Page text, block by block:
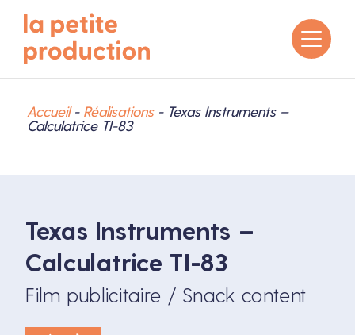
Accueil- Réalisations- Texas Instruments –
Calculatrice TI-83
Texas Instruments –
Calculatrice TI-83
Film publicitaire / Snack content